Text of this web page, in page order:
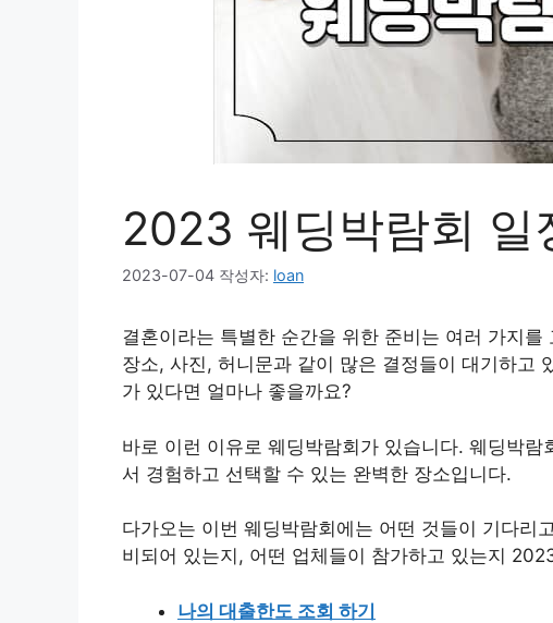
2023 웨딩박람회 일
2023-07-04 작성자: loan
결혼이라는 특별한 순간을 위한 준비는 여러 가지
장소, 사진, 허니문과 같이 많은 결정들이 대기하고
가 있다면 얼마나 좋을까요?
바로 이런 이유로 웨딩박람회가 있습니다. 웨딩박
서 경험하고 선택할 수 있는 완벽한 장소입니다.
다가오는 이번 웨딩박람회에는 어떤 것들이 기다리
비되어 있는지, 어떤 업체들이 참가하고 있는지
나의 대출한도 조회 하기